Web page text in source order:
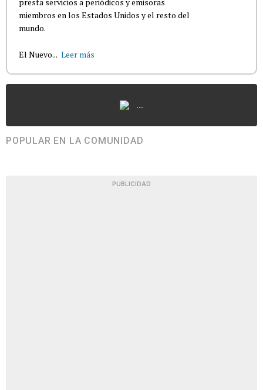
miembros en los Estados Unidos y el resto del
mundo.
El Nuevo... Leer más
...
POPULAR EN LA COMUNIDAD
PUBLICIDAD